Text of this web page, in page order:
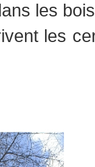
les
les